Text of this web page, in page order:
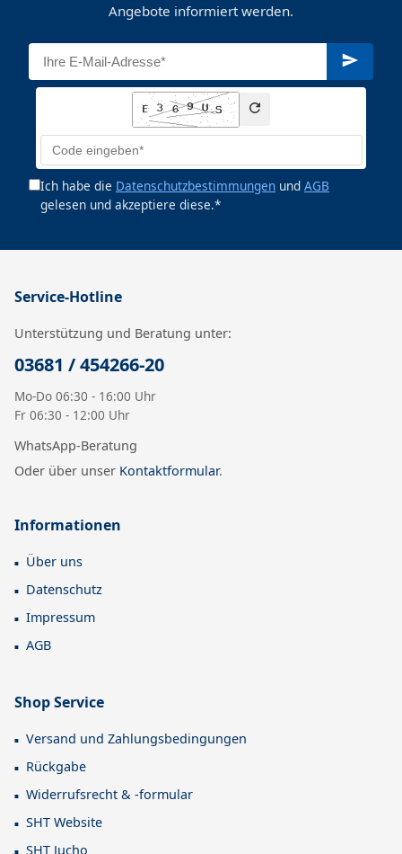
Angebote informiert werden.
Ich habe die Datenschutzbestimmungen und AGB
gelesen und akzeptiere diese.*
Service-Hotline
Unterstützung und Beratung unter:
03681 / 454266-20
Mo-Do 06:30 - 16:00 Uhr
Fr 06:30 - 12:00 Uhr
WhatsApp-Beratung
Oder über unser Kontaktformular.
Informationen
Über uns
Datenschutz
Impressum
AGB
Shop Service
Versand und Zahlungsbedingungen
Rückgabe
Widerrufsrecht & -formular
SHT Website
SHT Jucho